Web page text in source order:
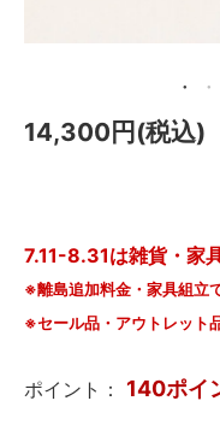
14,300円(税込)
7.11-8.31は雑貨・家
※離島追加料金・家具組立
※セール品・アウトレット
ポイント： 140ポイ